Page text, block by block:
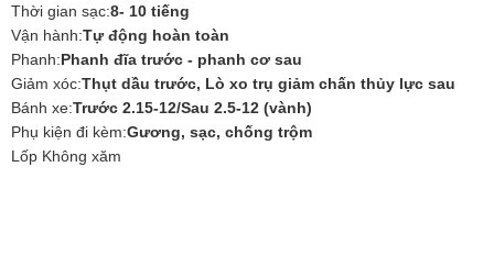
Thời gian sạc:8- 10 tiếng
Vận hành:Tự động hoàn toàn
Phanh:Phanh đĩa trước - phanh cơ sau
Giảm xóc:Thụt dầu trước, Lò xo trụ giảm chấn thủy lực sau
Bánh xe:Trước 2.15-12/Sau 2.5-12 (vành)
Phụ kiện đi kèm:Gương, sạc, chống trộm
Lốp Không xăm